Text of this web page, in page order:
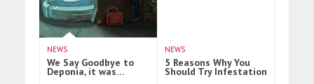
NEWS
We Say Goodbye to
Deponia, it was…
NEWS
5 Reasons Why You
Should Try Infestation